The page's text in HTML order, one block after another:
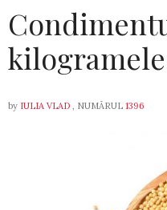
by IULIA VLAD , NUMĂRUL 1396